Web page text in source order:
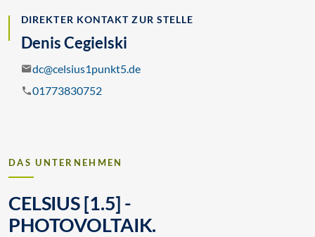
DIREKTER KONTAKT ZUR STELLE
Denis Cegielski
dc@celsius1punkt5.de
01773830752
DAS UNTERNEHMEN
CELSIUS [1.5] -
PHOTOVOLTAIK.